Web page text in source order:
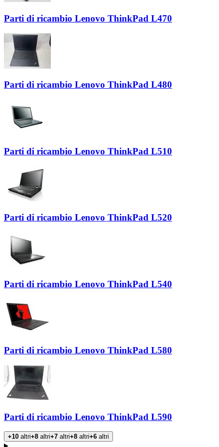
Parti di ricambio Lenovo ThinkPad L470
Parti di ricambio Lenovo ThinkPad L480
Parti di ricambio Lenovo ThinkPad L510
Parti di ricambio Lenovo ThinkPad L520
Parti di ricambio Lenovo ThinkPad L540
Parti di ricambio Lenovo ThinkPad L580
Parti di ricambio Lenovo ThinkPad L590
+10 altri+8 altri+7 altri+8 altri+6 altri